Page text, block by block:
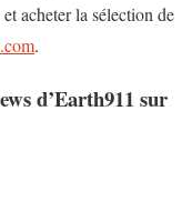
acheter la sélection de
.
d’Earth911 sur